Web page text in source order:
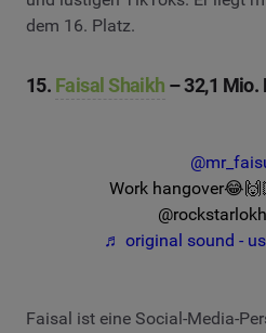
dem 16. Platz.
15. Faisal Shaikh – 32,1 Mio.
Work
♬ original sound -
Faisal ist eine Social-Media-